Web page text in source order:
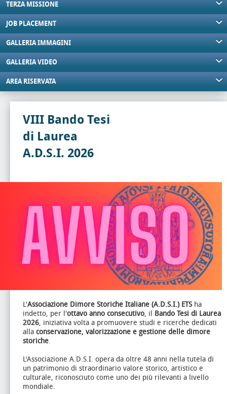
TERZA MISSIONE
JOB PLACEMENT
GALLERIA IMMAGINI
GALLERIA VIDEO
AREA RISERVATA
VIII Bando Tesi
di Laurea
A.D.S.I. 2026
L'Associazione Dimore Storiche Italiane (A.D.S.I.) ETSha
indetto, per l'ottavo anno consecutivo, il Bando Tesi di Laurea
2026, iniziativa volta a promuovere studi e ricerche dedicati
alla conservazione, valorizzazione e gestione delle dimore
storiche.
L'Associazione A.D.S.I. opera da oltre 48 anni nella tutela di
un patrimonio di straordinario valore storico, artistico e
culturale, riconosciuto come uno dei più rilevanti a livello
mondiale.